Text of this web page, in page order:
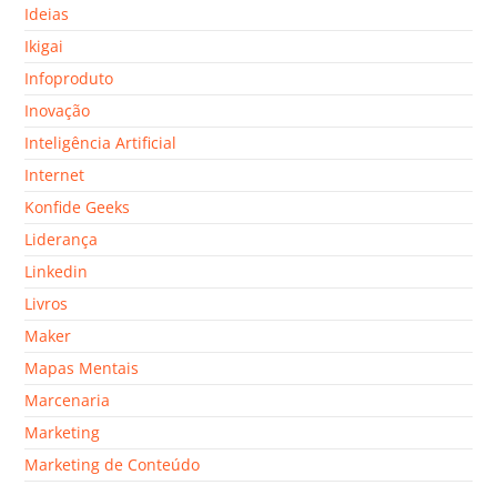
Ideias
Ikigai
Infoproduto
Inovação
Inteligência Artificial
Internet
Konfide Geeks
Liderança
Linkedin
Livros
Maker
Mapas Mentais
Marcenaria
Marketing
Marketing de Conteúdo